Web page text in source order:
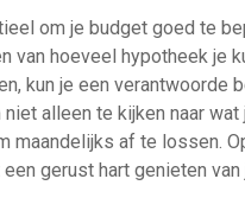
om je budget goed te
van hoeveel hypotheek je
kun je een verantwoorde
alleen te kijken naar
maandelijks af te lossen.
gerust hart genieten